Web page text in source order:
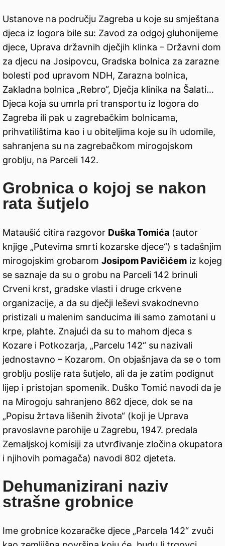
Ustanove na području Zagreba u koje su smještana
djeca iz logora bile su: Zavod za odgoj gluhonijeme
djece, Uprava državnih dječjih klinka – Državni dom
za djecu na Josipovcu, Gradska bolnica za zarazne
bolesti pod upravom NDH, Zarazna bolnica,
Zakladna bolnica „Rebro“, Dječja klinika na Šalati…
Djeca koja su umrla pri transportu iz logora do
Zagreba ili pak u zagrebačkim bolnicama,
prihvatilištima kao i u obiteljima koje su ih udomile,
sahranjena su na zagrebačkom mirogojskom
groblju, na Parceli 142.
Grobnica o kojoj se nakon
rata šutjelo
Mataušić citira razgovor Duška Tomića (autor
knjige „Putevima smrti kozarske djece“) s tadašnjim
mirogojskim grobarom Josipom Pavičićem iz kojeg
se saznaje da su o grobu na Parceli 142 brinuli
Crveni krst, gradske vlasti i druge crkvene
organizacije, a da su dječji leševi svakodnevno
pristizali u malenim sanducima ili samo zamotani u
krpe, plahte. Znajući da su to mahom djeca s
Kozare i Potkozarja, „Parcelu 142“ su nazivali
jednostavno – Kozarom. On objašnjava da se o tom
groblju poslije rata šutjelo, ali da je zatim podignut
lijep i pristojan spomenik. Duško Tomić navodi da je
na Mirogoju sahranjeno 862 djece, dok se na
„Popisu žrtava lišenih života“ (koji je Uprava
pravoslavne parohije u Zagrebu, 1947. predala
Zemaljskoj komisiji za utvrđivanje zločina okupatora
i njihovih pomagača) navodi 802 djeteta.
Dehumanizirani naziv
strašne grobnice
Ime grobnice kozaračke djece „Parcela 142“ zvuči